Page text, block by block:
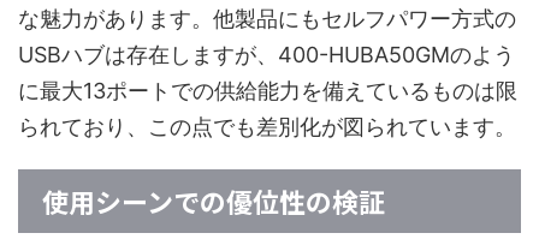
な魅力があります。他製品にもセルフパワー方式の
USBハブは存在しますが、400-HUBA50GMのよう
に最大13ポートでの供給能力を備えているものは限
られており、この点でも差別化が図られています。
使用シーンでの優位性の検証